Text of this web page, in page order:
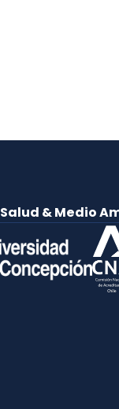
Salud & Medio